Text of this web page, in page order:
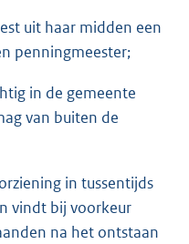
uit haar midden een
penningmeester;
in de gemeente
van buiten de
in tussentijds
vindt bij voorkeur
na het ontstaan